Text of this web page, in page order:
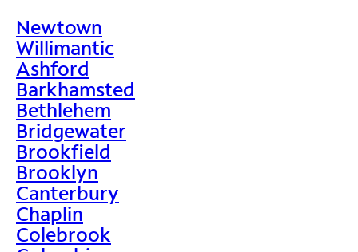
Newtown
Willimantic
Ashford
Barkhamsted
Bethlehem
Bridgewater
Brookfield
Brooklyn
Canterbury
Chaplin
Colebrook